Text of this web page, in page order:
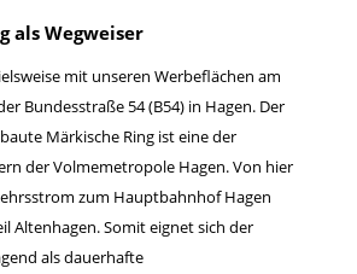
als Wegweiser
mit unseren Werbeflächen am
Bundesstraße 54 (B54) in Hagen. Der
Märkische Ring ist eine der
der Volmemetropole Hagen. Von hier
zum Hauptbahnhof Hagen
Altenhagen. Somit eignet sich der
als dauerhafte